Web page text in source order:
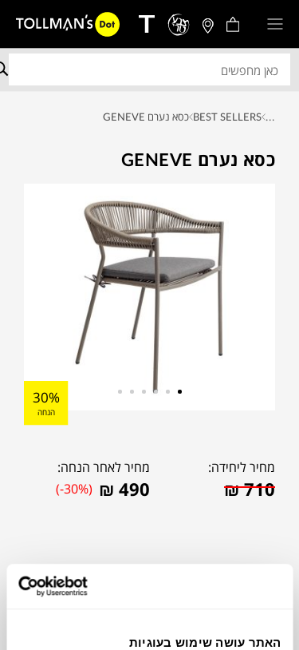
האתר עושה שימוש בעוגיות
...
BEST SELLERS כסא נערם GENEVE
כסא נערם GENEVE
30%
הנחה
מחיר ליחידה:
₪710
מחיר לאחר הנחה:
₪ 490
(-30%)